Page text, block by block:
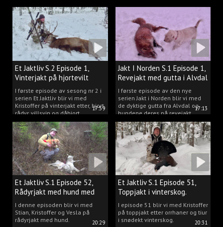
17:59
Et Jaktliv S.2 Episode 1,
Vinterjakt på hjortevilt
I første episode av sesong nr 2 i
serien Et Jaktliv blir vi med
Kristoffer på vinterjakt etter, hjort,
rådyr, villsvin og dåhjort.
17:13
Jakt I Norden S.1 Episode 1,
Revejakt med gutta i Alvdal
I første episode av den nye
serien Jakt i Norden blir vi med
de dyktige gutta fra Alvdal og
hundene deres på revejakt.
20:29
Et Jaktliv S.1 Episode 52,
Rådyrjakt med hund med
Stian, Kristoffer og Vesla
I denne episoden blir vi med
Stian, Kristoffer og Vesla på
rådyrjakt med hund.
20:31
Et Jaktliv S.1 Episode 51,
Toppjakt i vinterskog.
I episode 51 blir vi med Kristoffer
på toppjakt etter orrhaner og tiur
i snødekt vinterskog.